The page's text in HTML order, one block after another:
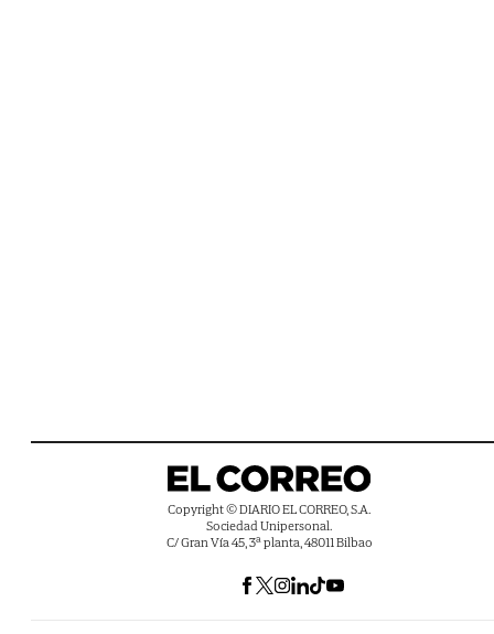
Copyright © DIARIO EL CORREO, S.A.
Sociedad Unipersonal.
C/ Gran Vía 45, 3ª planta, 48011 Bilbao